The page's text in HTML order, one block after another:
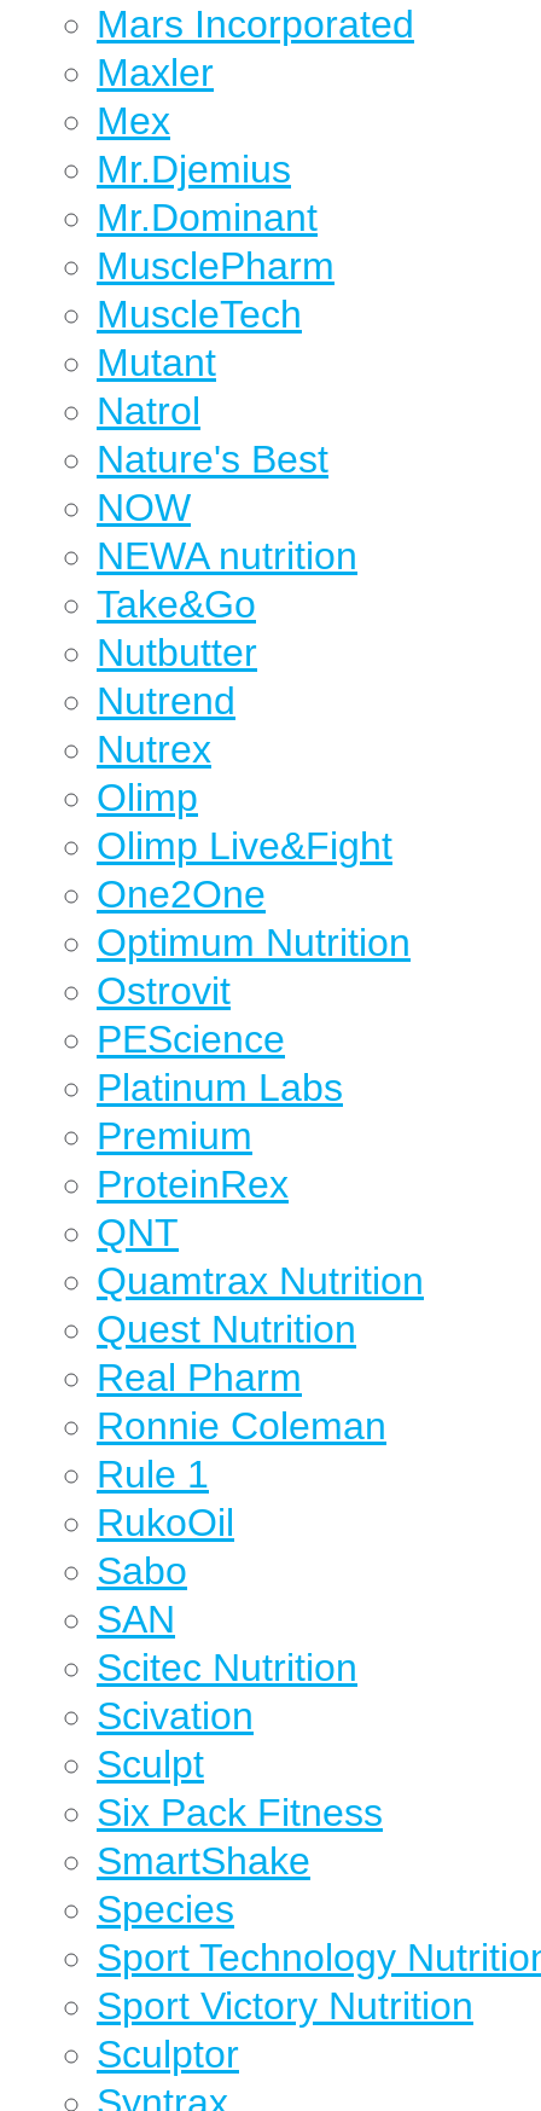
Mars Incorporated
Maxler
Mex
Mr.Djemius
Mr.Dominant
MusclePharm
MuscleTech
Mutant
Natrol
Nature's Best
NOW
NEWA nutrition
Take&Go
Nutbutter
Nutrend
Nutrex
Olimp
Olimp Live&Fight
One2One
Optimum Nutrition
Ostrovit
PEScience
Platinum Labs
Premium
ProteinRex
QNT
Quamtrax Nutrition
Quest Nutrition
Real Pharm
Ronnie Coleman
Rule 1
RukoOil
Sabo
SAN
Scitec Nutrition
Scivation
Sculpt
Six Pack Fitness
SmartShake
Species
Sport Technology
Sport Victory Nutrition
Sculptor
Syntrax